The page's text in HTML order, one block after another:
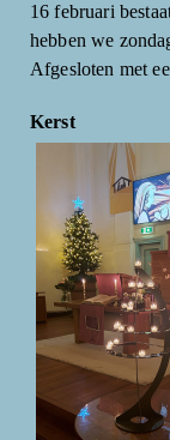
16 februari
hebben we
Afgesloten met
Kerst